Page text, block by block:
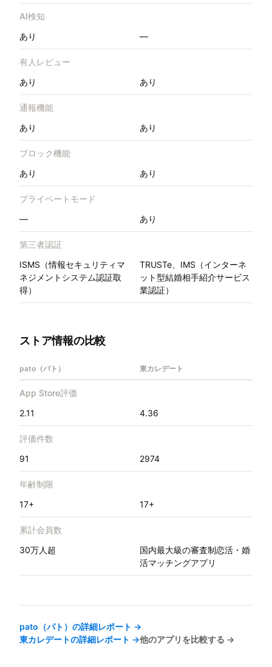
AI検知
あり
—
有人レビュー
あり
あり
通報機能
あり
あり
ブロック機能
あり
あり
プライベートモード
—
あり
第三者認証
ISMS（情報セキュリティマ
ネジメントシステム認証取
得）
TRUSTe、IMS（インターネ
ット型結婚相手紹介サービス
業認証）
ストア情報の比較
pato（パト） 東カレデート
App Store評価
2.11
4.36
評価件数
91
2974
年齢制限
17+
17+
累計会員数
30万人超
国内最大級の審査制恋活・婚
活マッチングアプリ
pato（パト） の詳細レポート →
東カレデートの詳細レポート →他のアプリを比較する →